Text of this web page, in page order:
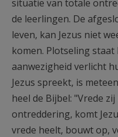
situatie van totale
de leerlingen. De
leven, kan Jezus niet
komen. Plotseling staat
aanwezigheid verlicht
Jezus spreekt, is
heel de Bijbel: "Vrede
ontreddering, komt
vrede heelt, bouwt op,